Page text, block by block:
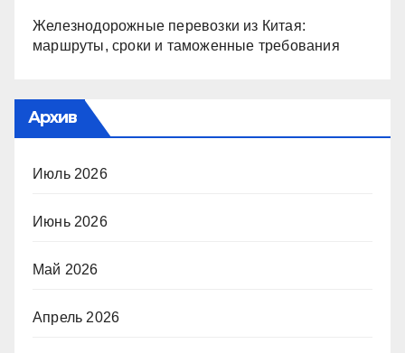
Железнодорожные перевозки из Китая:
маршруты, сроки и таможенные требования
Архив
Июль 2026
Июнь 2026
Май 2026
Апрель 2026